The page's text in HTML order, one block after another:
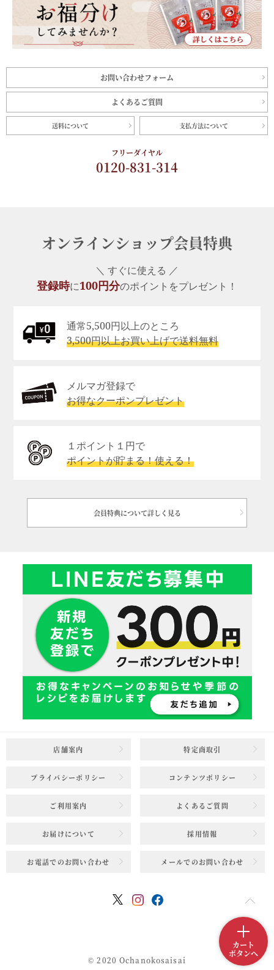
カート
ボタンへ
お問い合わせフォーム
よくあるご質問
送料について 支払方法について
フリーダイヤル
0120-831-314
オンラインショップ会員特典
＼ すぐに使える ／
登録時に100円分のポイントをプレゼント！
通常5,500円以上のところ
3,500円以上お買い上げで送料無料
メルマガ登録で
お得なクーポンプレゼント
１ポイント１円で
ポイントが貯まる！使える！
会員特典について詳しく見る
店舗案内 特定商取引
プライバシーポリシー コンテンツポリシー
ご利用案内 よくあるご質問
お届けについて 採用情報
お電話でのお問い合わせ メールでのお問い合わせ
© 2020 Ochanokosaisai